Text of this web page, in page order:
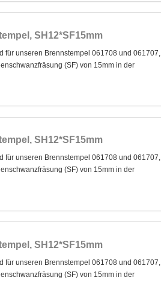
SH12*SF15mm
für unseren Brennstempel 061708 und 061707,
(SF) von 15mm in der
SH12*SF15mm
für unseren Brennstempel 061708 und 061707,
(SF) von 15mm in der
SH12*SF15mm
für unseren Brennstempel 061708 und 061707,
(SF) von 15mm in der